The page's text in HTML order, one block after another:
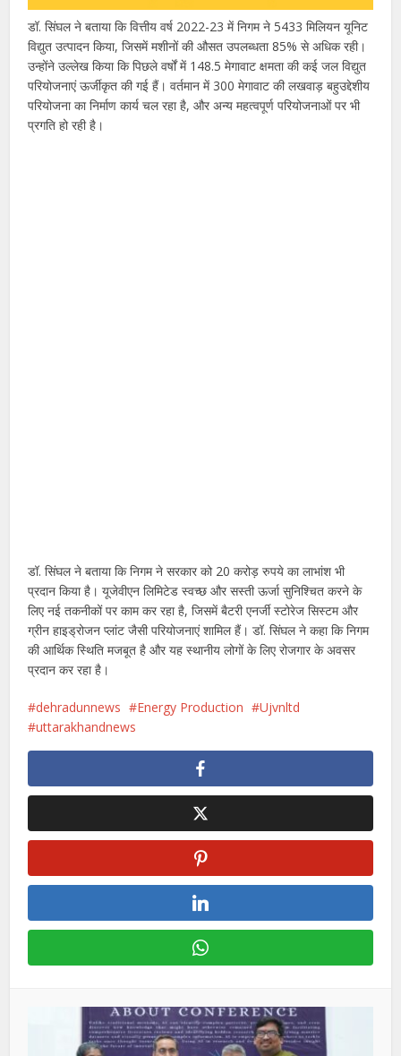
डॉ. सिंघल ने बताया कि वित्तीय वर्ष 2022-23 में निगम ने 5433 मिलियन यूनिट
विद्युत उत्पादन किया, जिसमें मशीनों की औसत उपलब्धता 85% से अधिक रही।
उन्होंने उल्लेख किया कि पिछले वर्षों में 148.5 मेगावाट क्षमता की कई जल विद्युत
परियोजनाएं ऊर्जीकृत की गई हैं। वर्तमान में 300 मेगावाट की लखवाड़ बहुउद्देशीय
परियोजना का निर्माण कार्य चल रहा है, और अन्य महत्वपूर्ण परियोजनाओं पर भी
प्रगति हो रही है।
डॉ. सिंघल ने बताया कि निगम ने सरकार को 20 करोड़ रुपये का लाभांश भी
प्रदान किया है। यूजेवीएन लिमिटेड स्वच्छ और सस्ती ऊर्जा सुनिश्चित करने के
लिए नई तकनीकों पर काम कर रहा है, जिसमें बैटरी एनर्जी स्टोरेज सिस्टम और
ग्रीन हाइड्रोजन प्लांट जैसी परियोजनाएं शामिल हैं। डॉ. सिंघल ने कहा कि निगम
की आर्थिक स्थिति मजबूत है और यह स्थानीय लोगों के लिए रोजगार के अवसर
प्रदान कर रहा है।
dehradunnews Energy Production
Ujvnltd
uttarakhandnews